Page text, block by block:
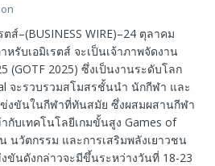
ส์–(BUSINESS WIRE)–24 ตุลาคม
หรับเอมิเรตส์ จะเป็นเจ้าภาพจัดงาน
(GOTF 2025) ซึ่งเป็นงานระดับโลก
จะรวบรวมสโมสรชั้นนำ นักกีฬา และ
ข่งขันในกีฬาที่ทันสมัย ​​ซึ่งผสมผสานกีฬา
กับเทคโนโลยีเกมขั้นสูง Games of
นวัตกรรม และการเสริมพลังเยาวชน
งขันดังกล่าวจะมีขึ้นระหว่างวันที่ 18-23